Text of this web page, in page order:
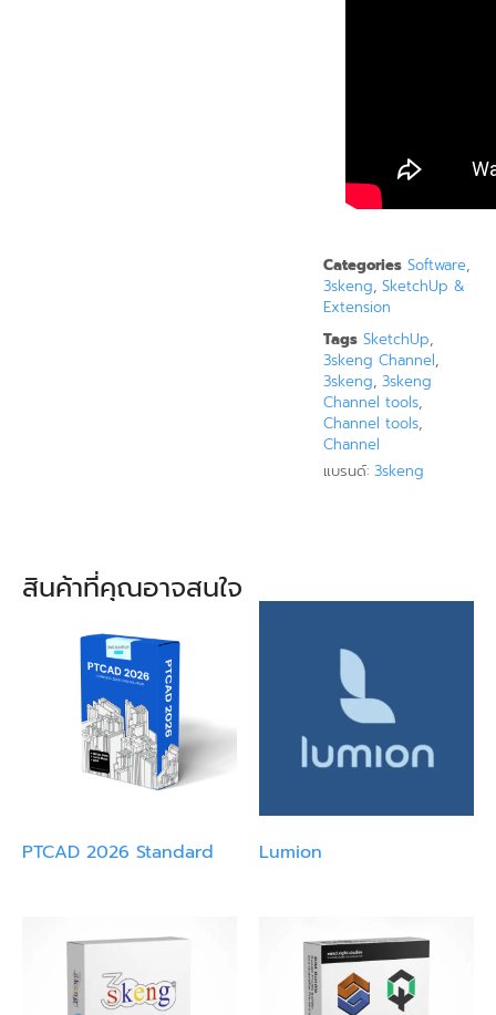
Categories Software,
3skeng, SketchUp &
Extension
Tags SketchUp,
3skeng Channel,
3skeng, 3skeng
Channel tools,
Channel tools,
Channel
แบรนด์: 3skeng
สินค้าที่คุณอาจสนใจ
PTCAD 2026 Standard Lumion